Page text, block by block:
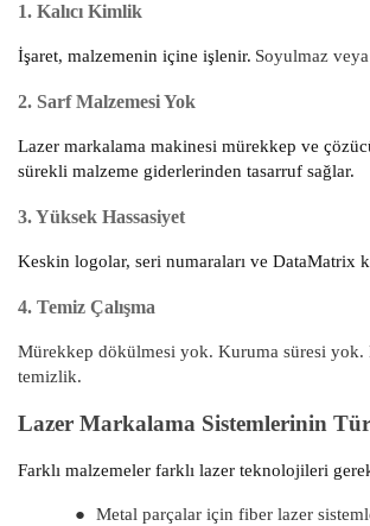
1. Kalıcı Kimlik
İşaret, malzemenin içine işlenir. Soyulmaz
2. Sarf Malzemesi Yok
Lazer markalama makinesi mürekkep ve
sürekli malzeme giderlerinden tasarruf sağlar.
3. Yüksek Hassasiyet
Keskin logolar, seri numaraları ve DataMatrix
4. Temiz Çalışma
Mürekkep dökülmesi yok. Kuruma süresi yok.
temizlik.
Lazer Markalama Sistemlerinin
Farklı malzemeler farklı lazer teknolojileri
●
Metal parçalar için fiber lazer